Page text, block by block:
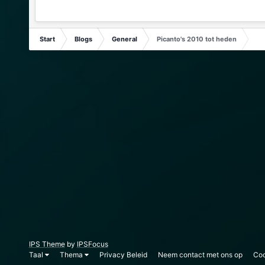
Start Blogs General Picanto's 2010 tot heden
IPS Themeby IPSFocus
Taal
Thema Privacy Beleid Neem contact met ons op